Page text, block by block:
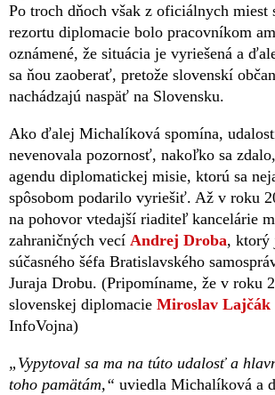
Po troch dňoch však z oficiálnych miest
rezortu diplomacie bolo pracovníkom
oznámené, že situácia je vyriešená a
sa ňou zaoberať, pretože slovenskí
nachádzajú naspäť na Slovensku.
Ako ďalej Michalíková spomína,
nevenovala pozornosť, nakoľko sa
agendu diplomatickej misie, ktorú sa
spôsobom podarilo vyriešiť. Až v roku
na pohovor vtedajší riaditeľ kancelárie
zahraničných vecí Andrej Droba, ktorý
súčasného šéfa Bratislavského
Juraja Drobu. (Pripomíname, že v roku
slovenskej diplomacie Miroslav Lajčák
InfoVojna)
„Vypytoval sa ma na túto udalosť a
toho pamätám,“ uviedla Michalíková a